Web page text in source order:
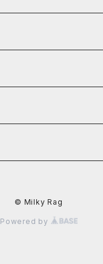
© Milky Rag
Powered by